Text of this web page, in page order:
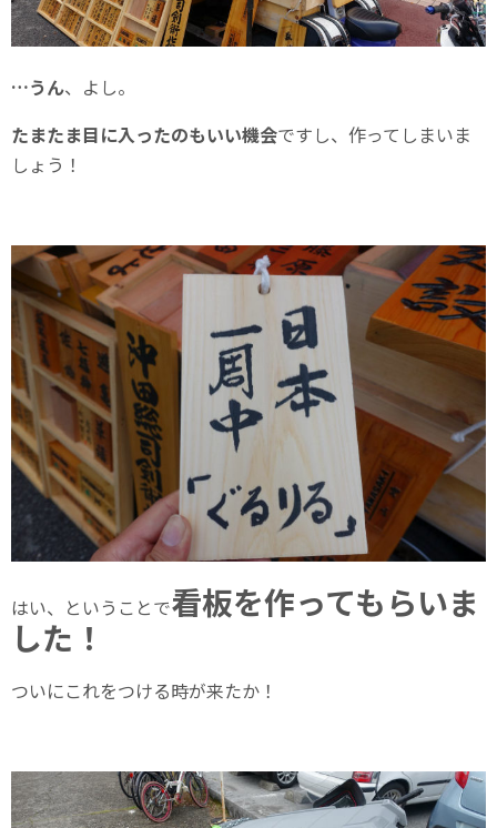
…うん、よし。
たまたま目に入ったのもいい機会ですし、作ってしまいま
しょう！
はい、ということで看板を作ってもらいま
した！
ついにこれをつける時が来たか！